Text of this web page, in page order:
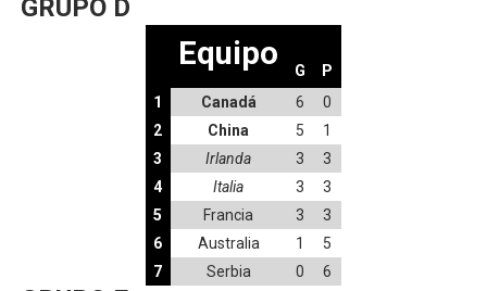
GRUPO D
Equipo G P
1 Canadá 6
0
2
China 5
1
3
Irlanda 3
3
4
Italia 3
3
5
Francia 3
3
6
Australia 1
5
7
Serbia 0 6